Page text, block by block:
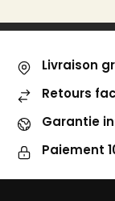
Livraison
Retours
Garantie
Paiement